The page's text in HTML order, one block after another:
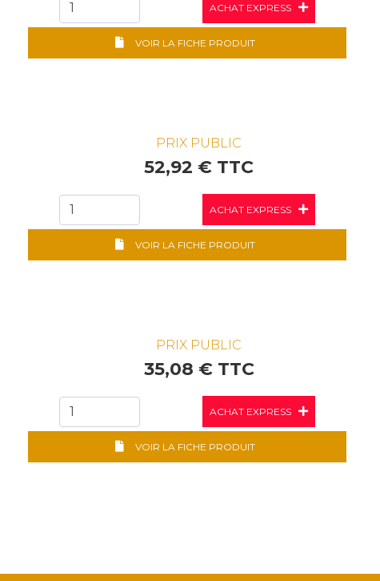
ACHAT EXPRESS
VOIR LA FICHE PRODUIT
PRIX PUBLIC
52,92 € TTC
ACHAT EXPRESS
VOIR LA FICHE PRODUIT
PRIX PUBLIC
35,08 € TTC
ACHAT EXPRESS
VOIR LA FICHE PRODUIT